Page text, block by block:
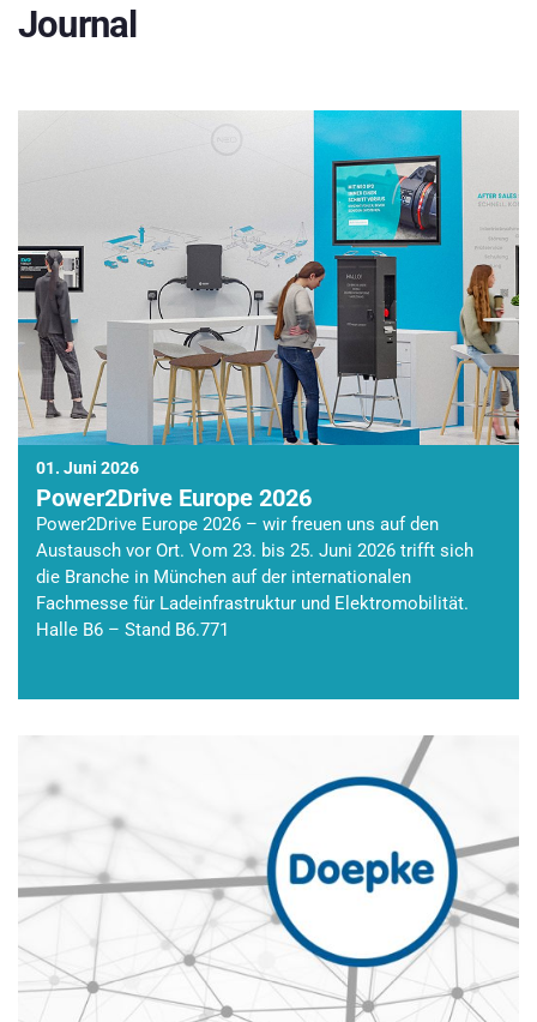
Journal
01. Juni 2026
Power2Drive Europe 2026
Power2Drive Europe 2026 – wir freuen uns auf den
Austausch vor Ort. Vom 23. bis 25. Juni 2026 trifft sich
die Branche in München auf der internationalen
Fachmesse für Ladeinfrastruktur und Elektromobilität.
Halle B6 – Stand B6.771